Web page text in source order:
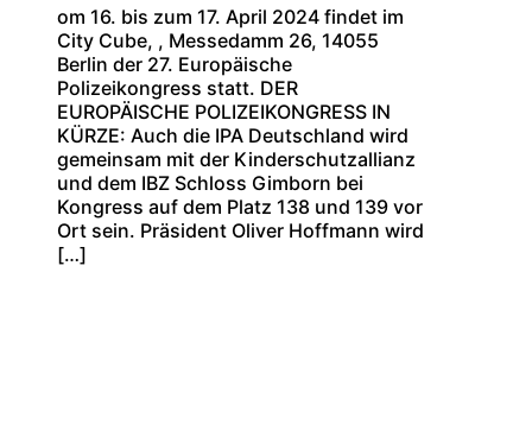
om 16. bis zum 17. April 2024 findet im
City Cube, , Messedamm 26, 14055
Berlin der 27. Europäische
Polizeikongress statt. DER
EUROPÄISCHE POLIZEIKONGRESS IN
KÜRZE: Auch die IPA Deutschland wird
gemeinsam mit der Kinderschutzallianz
und dem IBZ Schloss Gimborn bei
Kongress auf dem Platz 138 und 139 vor
Ort sein. Präsident Oliver Hoffmann wird
[…]